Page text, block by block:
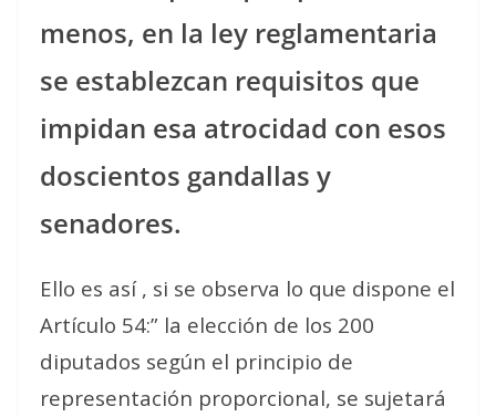
menos, en la ley reglamentaria
se establezcan requisitos que
impidan esa atrocidad con esos
doscientos gandallas y
senadores.
Ello es así , si se observa lo que dispone el
Artículo 54:” la elección de los 200
diputados según el principio de
representación proporcional, se sujetará